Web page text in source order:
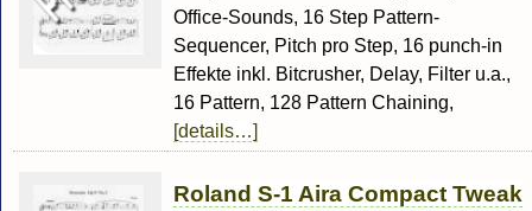
Office-Sounds, 16 Step Pattern-
Sequencer, Pitch pro Step, 16 punch-in
Effekte inkl. Bitcrusher, Delay, Filter u.a.,
16 Pattern, 128 Pattern Chaining,
[details…]
Roland S-1 Aira Compact Tweak